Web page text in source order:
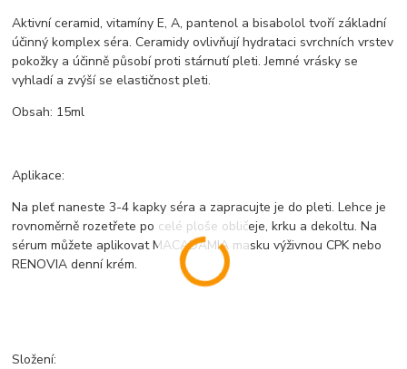
Aktivní ceramid, vitamíny E, A, pantenol a bisabolol tvoří základní
účinný komplex séra. Ceramidy ovlivňují hydrataci svrchních vrstev
pokožky a účinně působí proti stárnutí pleti. Jemné vrásky se
vyhladí a zvýší se elastičnost pleti.
Obsah: 15ml
Aplikace:
Na pleť naneste 3-4 kapky séra a zapracujte je do pleti. Lehce je
rovnoměrně rozetřete po celé ploše obličeje, krku a dekoltu. Na
sérum můžete aplikovat MACADAMIA masku výživnou CPK nebo
RENOVIA denní krém.
Složení: